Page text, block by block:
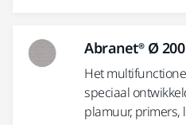
Abranet® Ø
Het
speciaal
plamuur, primers,